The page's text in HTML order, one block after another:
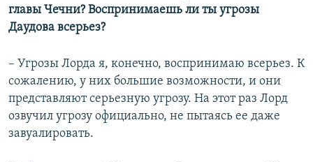
главы Чечни? Воспринимаешь ли ты угрозы
Даудова всерьез?
– Угрозы Лорда я, конечно, воспринимаю всерьез. К
сожалению, у них большие возможности, и они
представляют серьезную угрозу. На этот раз Лорд
озвучил угрозу официально, не пытаясь ее даже
завуалировать.